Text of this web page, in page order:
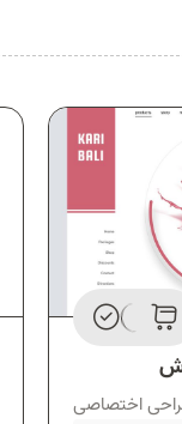
اختصاصی